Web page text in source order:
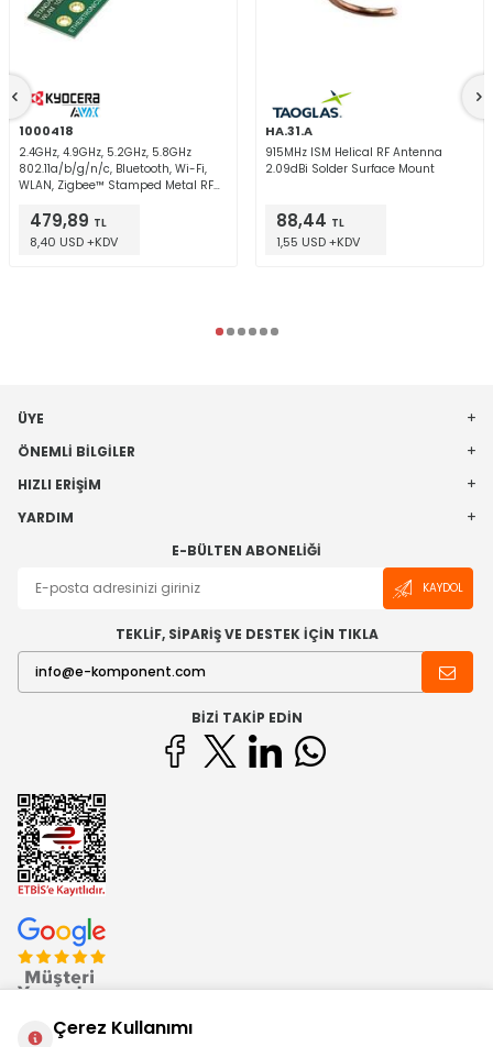
1000418
2.4GHz, 4.9GHz, 5.2GHz, 5.8GHz
802.11a/b/g/n/c, Bluetooth, Wi-Fi,
WLAN, Zigbee™ Stamped Metal RF
~ 5.85GHz 4dBi, 4.2dBi U.FL Screw
Mount
479,89 TL
8,40 USD +KDV
HA.31.A
915MHz ISM Helical RF Antenna
2.09dBi Solder Surface Mount
88,44 TL
1,55 USD +KDV
ÜYE
ÖNEMLI BILGILER
HIZLI ERIŞIM
YARDIM
E-BÜLTEN ABONELIĞI
KAYDOL
TEKLİF, SİPARİŞ VE DESTEK İÇİN TIKLA
BIZI TAKIP EDIN
Çerez Kullanımı